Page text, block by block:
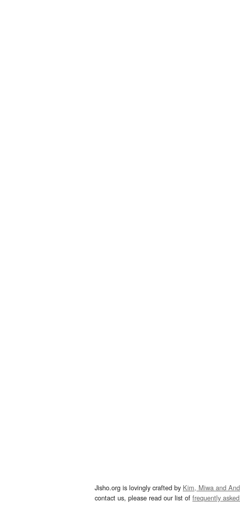
Jisho.org is lovingly crafted by Kim, Miwa and
contact us, please read our list of frequently